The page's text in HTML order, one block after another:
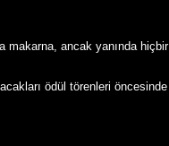
ancak yanında
ödül törenleri